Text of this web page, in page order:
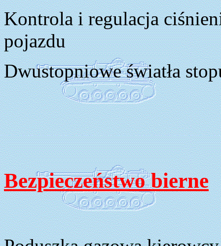
Kontrola i regulacja
pojazdu
Dwustopniowe światła
Bezpieczeństwo bierne